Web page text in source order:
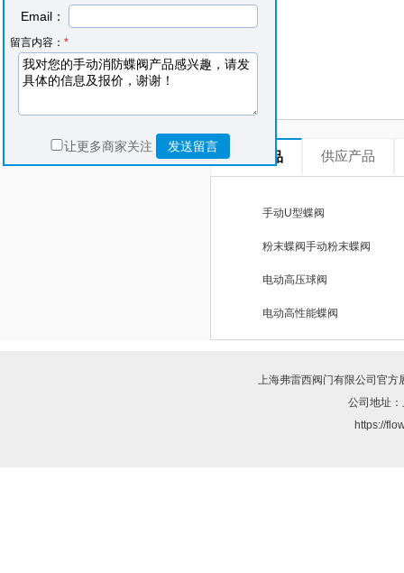
推荐产品 供应产品
手动U型蝶阀
粉末蝶阀手动粉末蝶阀
电动高压球阀
电动高性能蝶阀
上海弗雷西阀门有限公司 官方
公司地址
https://
Email：
留言内容： *
让更多商家关注 发送留言